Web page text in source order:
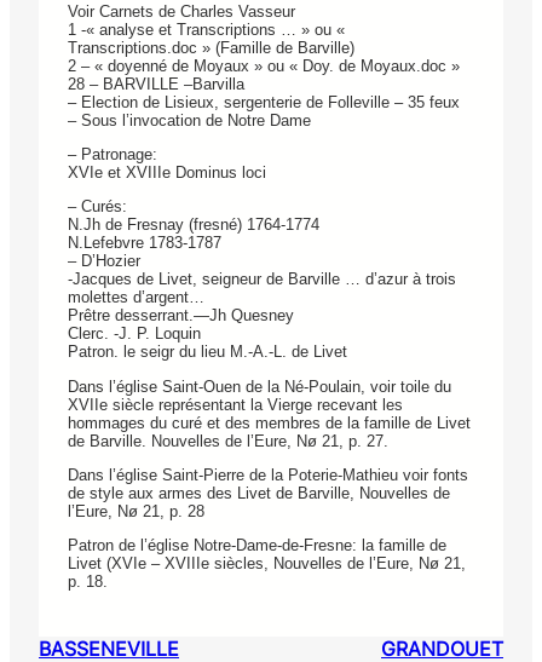
Voir Carnets de Charles Vasseur
1 -« analyse et Transcriptions … » ou «
Transcriptions.doc » (Famille de Barville)
2 – « doyenné de Moyaux » ou « Doy. de Moyaux.doc »
28 – BARVILLE –Barvilla
– Election de Lisieux, sergenterie de Folleville – 35 feux
– Sous l’invocation de Notre Dame
– Patronage:
XVIe et XVIIIe Dominus loci
– Curés:
N.Jh de Fresnay (fresné) 1764-1774
N.Lefebvre 1783-1787
– D’Hozier
-Jacques de Livet, seigneur de Barville … d’azur à trois
molettes d’argent…
Prêtre desserrant.—Jh Quesney
Clerc. -J. P. Loquin
Patron. le seigr du lieu M.-A.-L. de Livet
Dans l’église Saint-Ouen de la Né-Poulain, voir toile du
XVIIe siècle représentant la Vierge recevant les
hommages du curé et des membres de la famille de Livet
de Barville. Nouvelles de l’Eure, Nø 21, p. 27.
Dans l’église Saint-Pierre de la Poterie-Mathieu voir fonts
de style aux armes des Livet de Barville, Nouvelles de
l’Eure, Nø 21, p. 28
Patron de l’église Notre-Dame-de-Fresne: la famille de
Livet (XVIe – XVIIIe siècles, Nouvelles de l’Eure, Nø 21,
p. 18.
BASSENEVILLE GRANDOUET